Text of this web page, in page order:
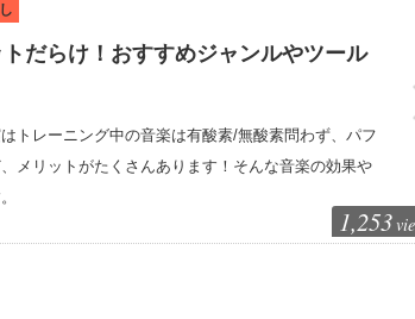
だらけ！おすすめジャンルやツール
トレーニング中の音楽は有酸素/無酸素問わず、パフ
メリットがたくさんあります！そんな音楽の効果や
1,253